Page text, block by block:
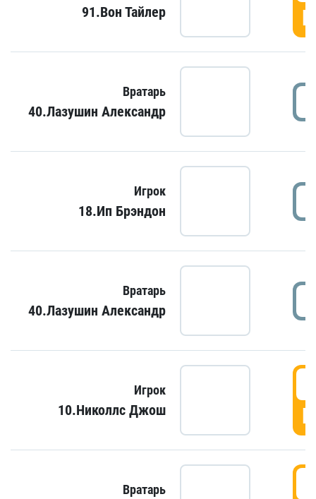
91.Вон Тайлер
Вратарь
40.Лазушин Александр
Игрок
18.Ип Брэндон
Вратарь
40.Лазушин Александр
Игрок
10.Николлс Джош
Вратарь